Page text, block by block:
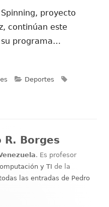
proyecto
continúan este
su programa…
Categorías
Deportes
R. Borges
. Es profesor
y TI de la
las entradas de Pedro